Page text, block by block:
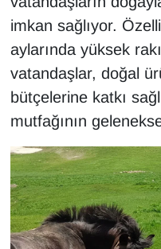
imkan sağlıyor.
aylarında yüksek
vatandaşlar, doğal
bütçelerine katkı
mutfağının